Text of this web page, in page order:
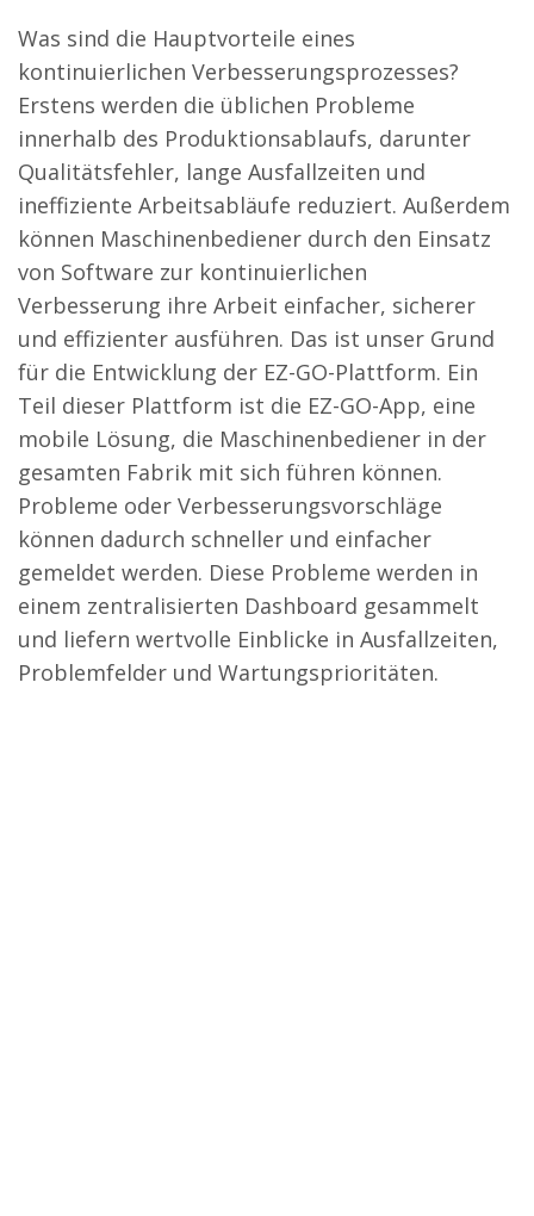
Was sind die Hauptvorteile eines
kontinuierlichen Verbesserungsprozesses?
Erstens werden die üblichen Probleme
innerhalb des Produktionsablaufs, darunter
Qualitätsfehler, lange Ausfallzeiten und
ineffiziente Arbeitsabläufe reduziert. Außerdem
können Maschinenbediener durch den Einsatz
von Software zur kontinuierlichen
Verbesserung ihre Arbeit einfacher, sicherer
und effizienter ausführen. Das ist unser Grund
für die Entwicklung der EZ-GO-Plattform. Ein
Teil dieser Plattform ist die EZ-GO-App, eine
mobile Lösung, die Maschinenbediener in der
gesamten Fabrik mit sich führen können.
Probleme oder Verbesserungsvorschläge
können dadurch schneller und einfacher
gemeldet werden. Diese Probleme werden in
einem zentralisierten Dashboard gesammelt
und liefern wertvolle Einblicke in Ausfallzeiten,
Problemfelder und Wartungsprioritäten.